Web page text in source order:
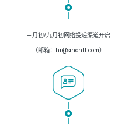
三月初/九月初网络投递渠道开启
（邮箱：hr@sinontt.com）